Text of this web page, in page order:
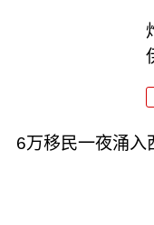
6万移民一夜涌入